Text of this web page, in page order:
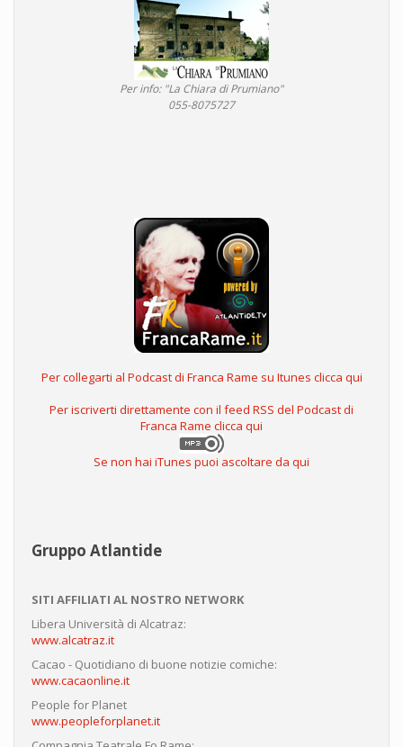
Per info: "La Chiara di Prumiano"
055-8075727
Per collegarti al Podcast di Franca Rame su Itunes clicca qui
Per iscriverti direttamente con il feed RSS del Podcast di
Franca Rame clicca qui
Se non hai iTunes puoi ascoltare da qui
Gruppo Atlantide
SITI AFFILIATI AL NOSTRO NETWORK
Libera Università di Alcatraz:
www.alcatraz.it
Cacao - Quotidiano di buone notizie comiche:
www.cacaonline.it
People for Planet
www.peopleforplanet.it